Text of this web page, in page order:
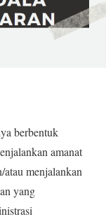
berbentuk
amanat
menjalankan
yang